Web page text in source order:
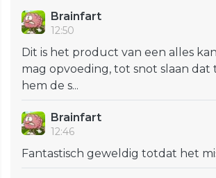
Brainfart
12:50
Dit is het product van een alles
mag opvoeding, tot snot slaan dat
hem de s...
Brainfart
12:46
Fantastisch geweldig totdat het